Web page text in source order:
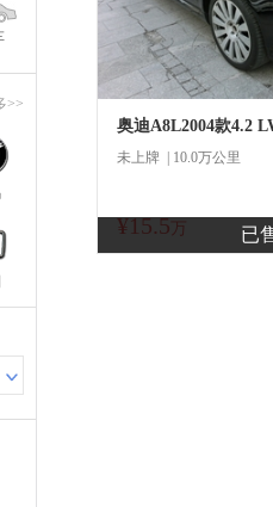
>>
已
未上牌 | 10.0万公里
¥15.5 万 商